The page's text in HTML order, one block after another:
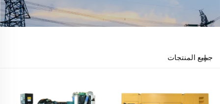
جميع المنتجات